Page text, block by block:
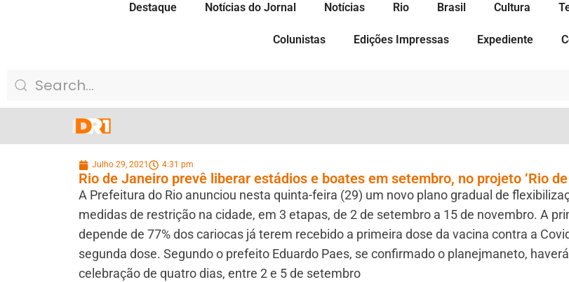
Destaque Notícias do Jornal Notícias Rio Brasil Cultura
Colunistas Edições Impressas Expediente
Julho 29, 2021 4:31 pm
Rio de Janeiro prevê liberar estádios e boates em setembro, no projeto ‘Rio de
A Prefeitura do Rio anunciou nesta quinta-feira (29) um novo plano gradual de
medidas de restrição na cidade, em 3 etapas, de 2 de setembro a 15 de novembro. A
depende de 77% dos cariocas já terem recebido a primeira dose da vacina contra a
segunda dose. Segundo o prefeito Eduardo Paes, se confirmado o planejmaneto,
celebração de quatro dias, entre 2 e 5 de setembro